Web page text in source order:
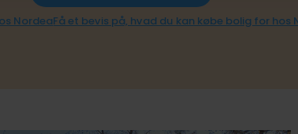
NordeaFå et bevis på, hvad du kan købe bolig for hos